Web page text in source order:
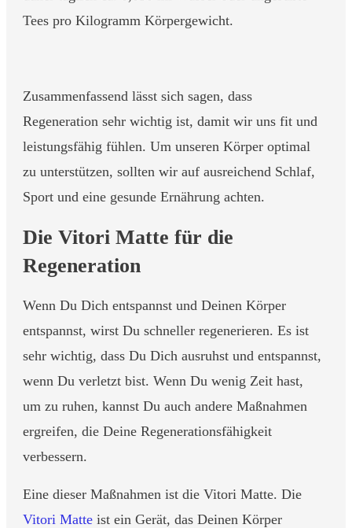
Tees pro Kilogramm Körpergewicht.
Zusammenfassend lässt sich sagen, dass
Regeneration sehr wichtig ist, damit wir uns fit und
leistungsfähig fühlen. Um unseren Körper optimal
zu unterstützen, sollten wir auf ausreichend Schlaf,
Sport und eine gesunde Ernährung achten.
Die Vitori Matte für die
Regeneration
Wenn Du Dich entspannst und Deinen Körper
entspannst, wirst Du schneller regenerieren. Es ist
sehr wichtig, dass Du Dich ausruhst und entspannst,
wenn Du verletzt bist. Wenn Du wenig Zeit hast,
um zu ruhen, kannst Du auch andere Maßnahmen
ergreifen, die Deine Regenerationsfähigkeit
verbessern.
Eine dieser Maßnahmen ist die Vitori Matte. Die
Vitori Matte ist ein Gerät, das Deinen Körper